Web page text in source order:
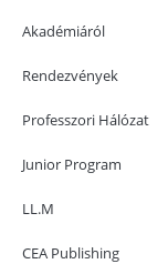
Akadémiáról
Rendezvények
Professzori Hálózat
Junior Program
LL.M
CEA Publishing